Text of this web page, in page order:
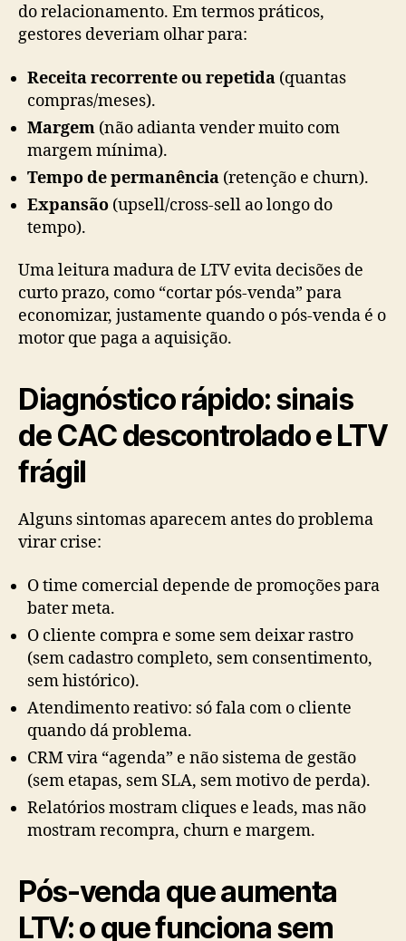
do relacionamento. Em termos práticos,
gestores deveriam olhar para:
Receita recorrente ou repetida (quantas
compras/meses).
Margem (não adianta vender muito com
margem mínima).
Tempo de permanência (retenção e churn).
Expansão (upsell/cross-sell ao longo do
tempo).
Uma leitura madura de LTV evita decisões de
curto prazo, como “cortar pós-venda” para
economizar, justamente quando o pós-venda é o
motor que paga a aquisição.
Diagnóstico rápido: sinais
de CAC descontrolado e LTV
frágil
Alguns sintomas aparecem antes do problema
virar crise:
O time comercial depende de promoções para
bater meta.
O cliente compra e some sem deixar rastro
(sem cadastro completo, sem consentimento,
sem histórico).
Atendimento reativo: só fala com o cliente
quando dá problema.
CRM vira “agenda” e não sistema de gestão
(sem etapas, sem SLA, sem motivo de perda).
Relatórios mostram cliques e leads, mas não
mostram recompra, churn e margem.
Pós-venda que aumenta
LTV: o que funciona sem